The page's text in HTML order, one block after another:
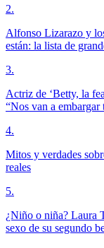
2.
Alfonso Lizarazo y
están: la lista de
3.
Actriz de ‘Betty, la
“Nos van a embargar
4.
Mitos y verdades
reales
5.
¿Niño o niña? Laura
sexo de su segundo